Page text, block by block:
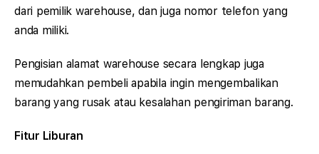
dari pemilik warehouse, dan juga nomor telefon yang
anda miliki.
Pengisian alamat warehouse secara lengkap juga
memudahkan pembeli apabila ingin mengembalikan
barang yang rusak atau kesalahan pengiriman barang.
Fitur Liburan